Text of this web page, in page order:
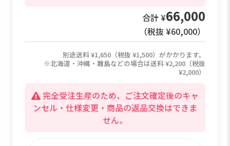
合計 ¥66,000
（税抜 ¥60,000）
別途送料 ¥1,650（税抜 ¥1,500）がかかります。
※北海道・沖縄・離島などの場合は送料 ¥2,200（税抜
¥2,000）
完全受注生産のため、ご注文確定後のキャ
ンセル・仕様変更・商品の返品交換はできま
せん。